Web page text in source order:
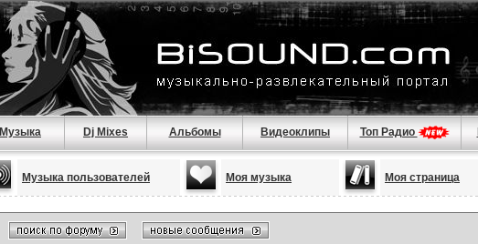
Музыка Dj Mixes Альбомы Видеоклипы Топ Радио
Музыка пользователей Моя музыка Моя страница